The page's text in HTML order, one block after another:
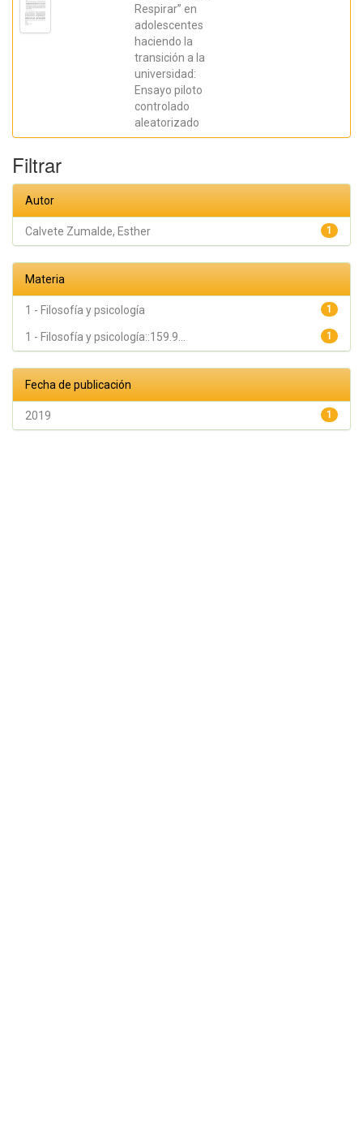
Respirar” en
adolescentes
haciendo la
transición a la
universidad:
Ensayo piloto
controlado
aleatorizado
Filtrar
Autor
1
Calvete Zumalde, Esther
Materia
1
1 - Filosofía y psicología
1
1 - Filosofía y psicología::159.9...
Fecha de publicación
1
2019